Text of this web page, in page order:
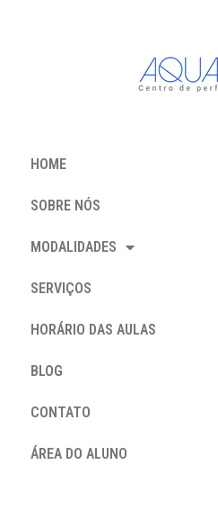
HOME
SOBRE NÓS
MODALIDADES
SERVIÇOS
HORÁRIO DAS AULAS
BLOG
CONTATO
ÁREA DO ALUNO